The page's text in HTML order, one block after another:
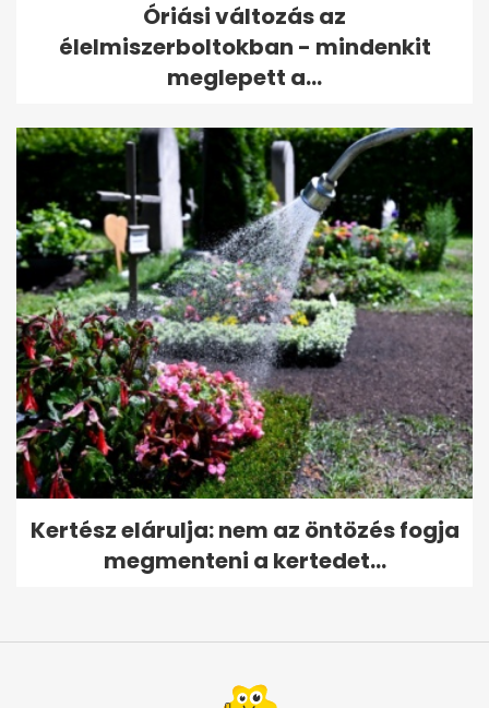
Óriási változás az
élelmiszerboltokban - mindenkit
meglepett a...
Kertész elárulja: nem az öntözés fogja
megmenteni a kertedet...